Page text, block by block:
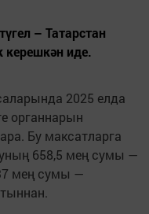
– Татарстан
керешкән иде.
2025 елда
органнарын
Бу максатларга
658,5 мең сумы —
мең сумы —